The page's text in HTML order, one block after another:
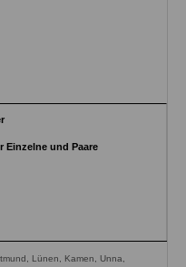
Einzelne und Paare
Lünen, Kamen, Unna,